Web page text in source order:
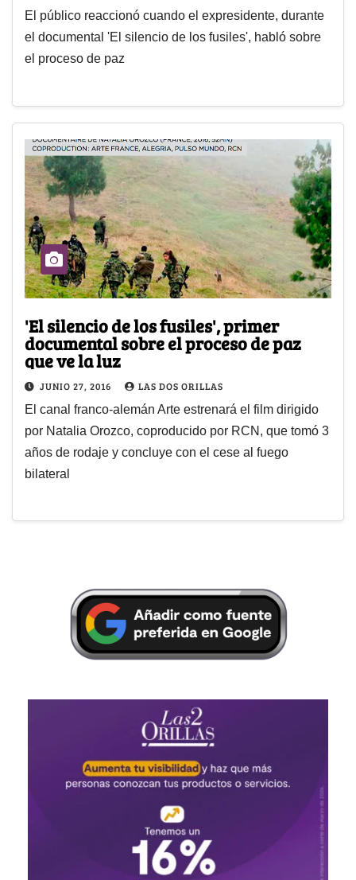
El público reaccionó cuando el expresidente, durante
el documental 'El silencio de los fusiles', habló sobre
el proceso de paz
'El silencio de los fusiles', primer
documental sobre el proceso de paz
que ve la luz
JUNIO 27, 2016 LAS DOS ORILLAS
El canal franco-alemán Arte estrenará el film dirigido
por Natalia Orozco, coproducido por RCN, que tomó 3
años de rodaje y concluye con el cese al fuego
bilateral